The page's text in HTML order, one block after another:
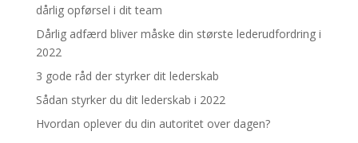
dårlig opførsel i dit team
Dårlig adfærd bliver måske din største lederudfordring i
2022
3 gode råd der styrker dit lederskab
Sådan styrker du dit lederskab i 2022
Hvordan oplever du din autoritet over dagen?